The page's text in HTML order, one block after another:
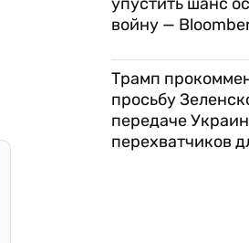
войну —
Трамп
просьбу
передаче
перехватчиков